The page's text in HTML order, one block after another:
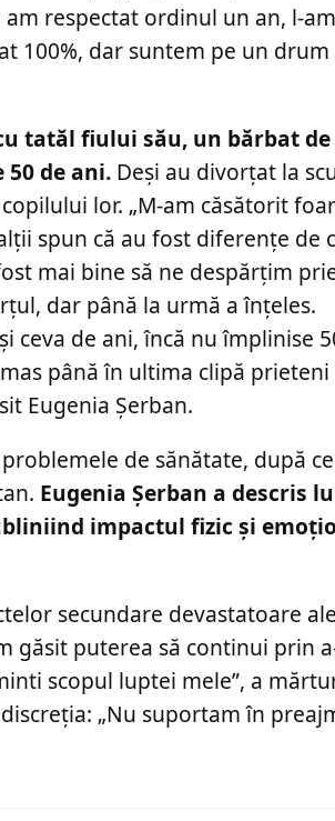
am respectat ordinul un an, l-
100%, dar suntem pe un drum
tatăl fiului său, un bărbat
de ani. Deși au divorțat la
lor. „M-am căsătorit
spun că au fost diferențe de
mai bine să ne despărțim
dar până la urmă a înțeles.
ceva de ani, încă nu împlinise
până în ultima clipă prieteni
Eugenia Șerban.
de sănătate, după
Eugenia Șerban a descris
impactul fizic și
secundare devastatoare ale
găsit puterea să continui prin
scopul luptei mele”, a
„Nu suportam în